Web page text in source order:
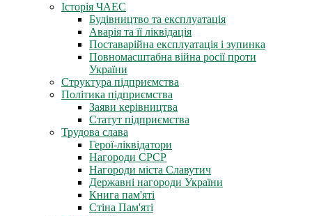
Історія ЧАЕС
Будівництво та експлуатація
Аварія та її ліквідація
Поставарійна експлуатація і зупинка
Повномасштабна війна росії проти
України
Структура підприємства
Політика підприємства
Заяви керівництва
Статут підприємства
Трудова слава
Герої-ліквідатори
Нагороди СРСР
Нагороди міста Славутич
Державні нагороди України
Книга пам'яті
Стіна Пам'яті